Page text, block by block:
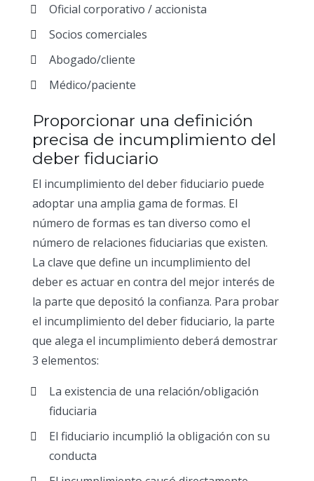
Oficial corporativo / accionista
Socios comerciales
Abogado/cliente
Médico/paciente
Proporcionar una definición
precisa de incumplimiento del
deber fiduciario
El incumplimiento del deber fiduciario puede
adoptar una amplia gama de formas. El
número de formas es tan diverso como el
número de relaciones fiduciarias que existen.
La clave que define un incumplimiento del
deber es actuar en contra del mejor interés de
la parte que depositó la confianza. Para probar
el incumplimiento del deber fiduciario, la parte
que alega el incumplimiento deberá demostrar
3 elementos:
La existencia de una relación/obligación
fiduciaria
El fiduciario incumplió la obligación con su
conducta